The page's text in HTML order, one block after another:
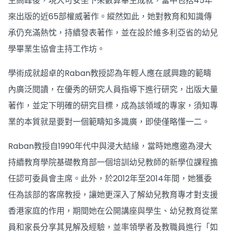
來出版的近65部權威著作。縱然如此，她對教育和知識傳
承仍充滿熱忱，持續發表著作，並在設於維多利亞省的幼兒
學畢業生協會主持工作坊。
學術成就超卓的Raban教授認為年輕人應在感興趣的範疇
內廣泛閱讀，在優秀的研究人員指導下進行研究，出版大量
著作，並定下明確的研究目標，成為該領域的專家，須知專
業的本質就是要對一個範疇知多識廣，即使僅略懂一二。
Raban教授自1990年代中與浸大結緣，當時她應邀為浸大
持續教育學院基礎教育部一個培訓幼兒教師的新學位課程擔
任認可委員會主席。此外，於2012年至2014年間，她獲委
任為該部的客席教授，讓她更深入了解幼兒教育專才對支援
香港家庭的作用，期間她在公開講座與學生、幼兒教育從業
員和家長分享其見解及經驗，並率領學者及教職員進行「如